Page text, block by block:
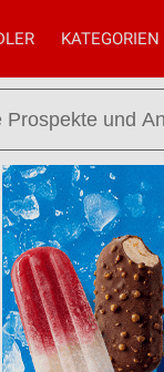
KATEGORIEN